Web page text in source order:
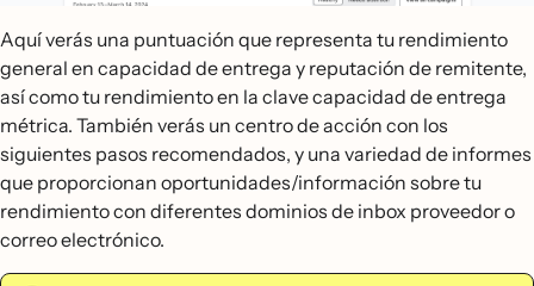
Aquí verás una puntuación que representa tu rendimiento
general en capacidad de entrega y reputación de remitente,
así como tu rendimiento en la clave capacidad de entrega
métrica. También verás un centro de acción con los
siguientes pasos recomendados, y una variedad de informes
que proporcionan oportunidades/información sobre tu
rendimiento con diferentes dominios de inbox proveedor o
correo electrónico.